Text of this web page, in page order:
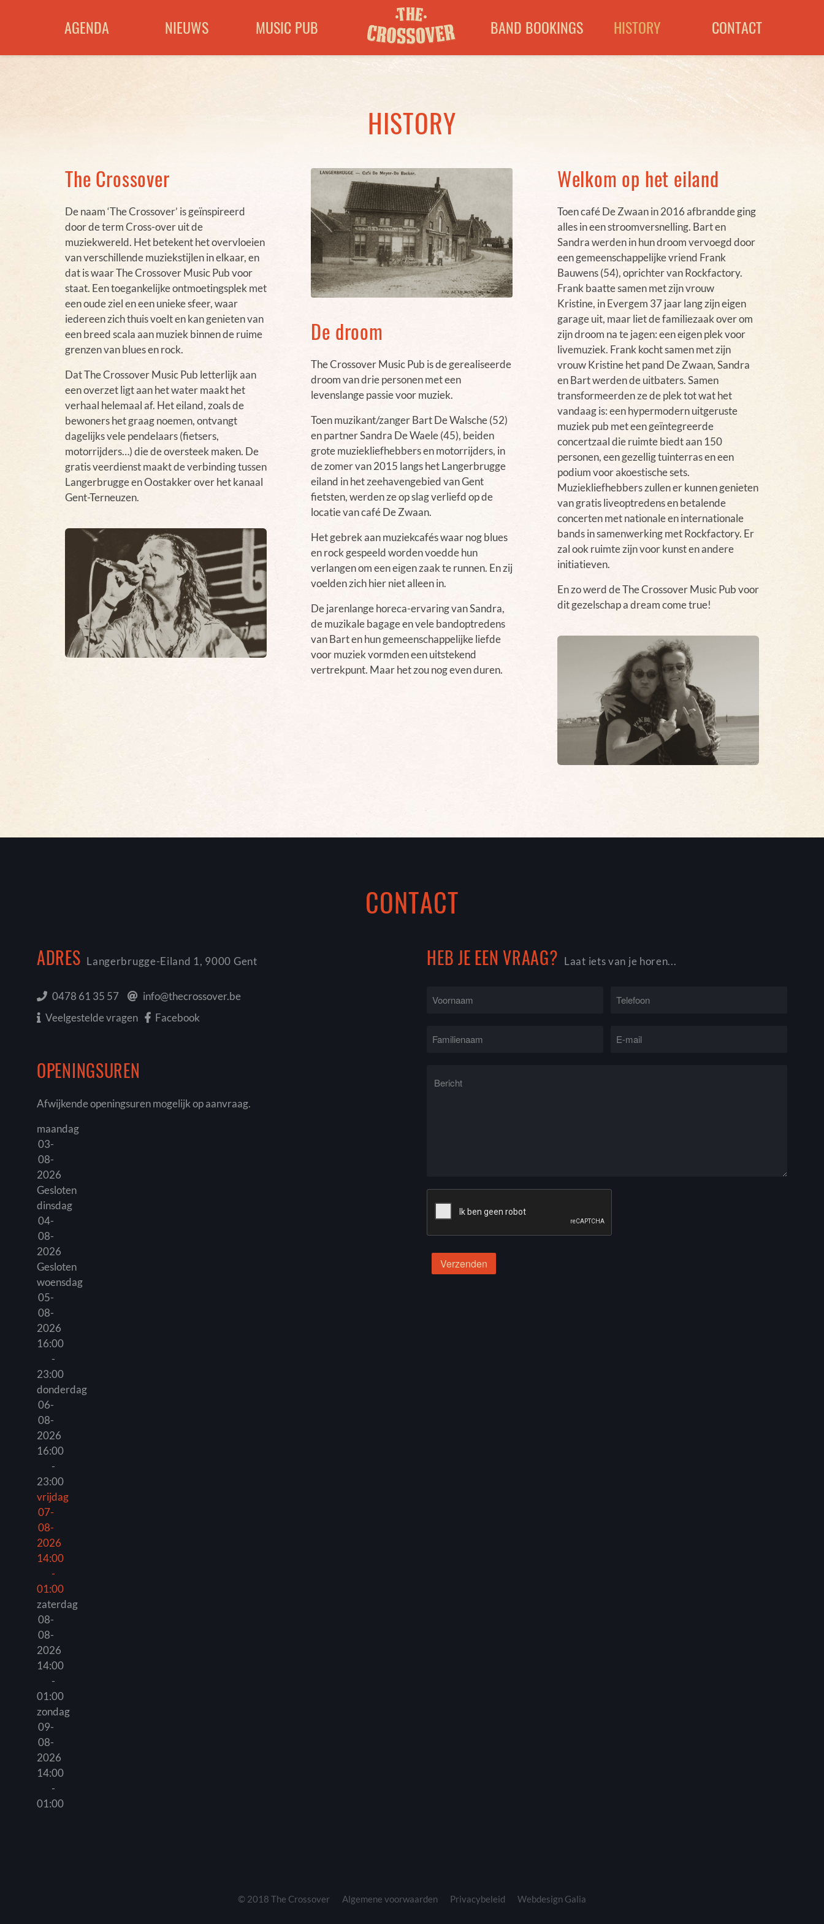
AGENDA NIEUWS MUSIC PUB BAND BOOKINGS HISTORY CONTACT
HISTORY
The Crossover
De naam ‘The Crossover’ is geïnspireerd
door de term Cross-over uit de
muziekwereld. Het betekent het overvloeien
van verschillende muziekstijlen in elkaar, en
dat is waar The Crossover Music Pub voor
staat. Een toegankelijke ontmoetingsplek met
een oude ziel en een unieke sfeer, waar
iedereen zich thuis voelt en kan genieten van
een breed scala aan muziek binnen de ruime
grenzen van blues en rock.
Dat The Crossover Music Pub letterlijk aan
een overzet ligt aan het water maakt het
verhaal helemaal af. Het eiland, zoals de
bewoners het graag noemen, ontvangt
dagelijks vele pendelaars (fietsers,
motorrijders…) die de oversteek maken. De
gratis veerdienst maakt de verbinding tussen
Langerbrugge en Oostakker over het kanaal
Gent-Terneuzen.
De droom
The Crossover Music Pub is de gerealiseerde
droom van drie personen met een
levenslange passie voor muziek.
Toen muzikant/zanger Bart De Walsche (52)
en partner Sandra De Waele (45), beiden
grote muziekliefhebbers en motorrijders, in
de zomer van 2015 langs het Langerbrugge
eiland in het zeehavengebied van Gent
fietsten, werden ze op slag verliefd op de
locatie van café De Zwaan.
Het gebrek aan muziekcafés waar nog blues
en rock gespeeld worden voedde hun
verlangen om een eigen zaak te runnen. En zij
voelden zich hier niet alleen in.
De jarenlange horeca-ervaring van Sandra,
de muzikale bagage en vele bandoptredens
van Bart en hun gemeenschappelijke liefde
voor muziek vormden een uitstekend
vertrekpunt. Maar het zou nog even duren.
Welkom op het eiland
Toen café De Zwaan in 2016 afbrandde ging
alles in een stroomversnelling. Bart en
Sandra werden in hun droom vervoegd door
een gemeenschappelijke vriend Frank
Bauwens (54), oprichter van Rockfactory.
Frank baatte samen met zijn vrouw
Kristine, in Evergem 37 jaar lang zijn eigen
garage uit, maar liet de familiezaak over om
zijn droom na te jagen: een eigen plek voor
livemuziek. Frank kocht samen met zijn
vrouw Kristine het pand De Zwaan, Sandra
en Bart werden de uitbaters. Samen
transformeerden ze de plek tot wat het
vandaag is: een hypermodern uitgeruste
muziek pub met een geïntegreerde
concertzaal die ruimte biedt aan 150
personen, een gezellig tuinterras en een
podium voor akoestische sets.
Muziekliefhebbers zullen er kunnen genieten
van gratis liveoptredens en betalende
concerten met nationale en internationale
bands in samenwerking met Rockfactory. Er
zal ook ruimte zijn voor kunst en andere
initiatieven.
En zo werd de The Crossover Music Pub voor
dit gezelschap a dream come true!
CONTACT
ADRES Langerbrugge-Eiland 1, 9000 Gent
0478 61 35 57
info@thecrossover.be
Veelgestelde vragen
Facebook
OPENINGSUREN
Afwijkende openingsuren mogelijk op aanvraag.
maandag
03-
08-
2026
Gesloten
dinsdag
04-
08-
2026
Gesloten
woensdag
05-
08-
2026
16:00
-
23:00
donderdag
06-
08-
2026
16:00
-
23:00
vrijdag
07-
08-
2026
14:00
-
01:00
zaterdag
08-
08-
2026
14:00
-
01:00
zondag
09-
08-
2026
14:00
-
01:00
HEB JE EEN VRAAG? Laat iets van je horen...
Verzenden
© 2018 The Crossover Algemene voorwaarden Privacybeleid Webdesign Galia